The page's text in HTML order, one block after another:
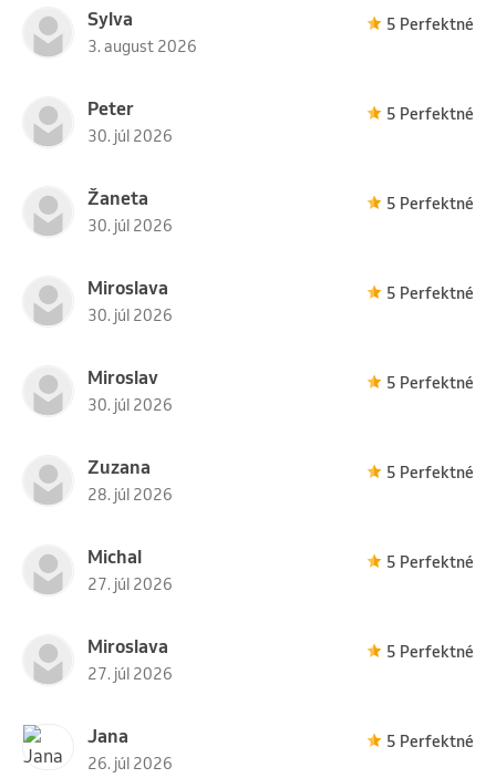
Uplatniť na 1 službu.
10 vstupů
10 x 55 minut
Spirální stabilizace - 5
Uplatniť na 1 službu.
10 vstupů
Spirální stabilizace -
10 x 30 minut
Sylva
3. august 2026
5 Perfektné
Peter
30. júl 2026
5 Perfektné
Žaneta
30. júl 2026
5 Perfektné
Miroslava
30. júl 2026
5 Perfektné
Miroslav
30. júl 2026
5 Perfektné
Zuzana
28. júl 2026
5 Perfektné
Michal
27. júl 2026
5 Perfektné
Miroslava
27. júl 2026
5 Perfektné
Jana
26. júl 2026
5 Perfektné